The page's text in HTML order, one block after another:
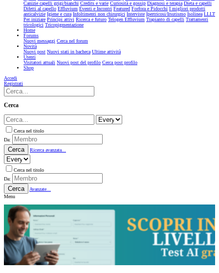
Canizie capelli grigi/bianchi Credits e varie Curiosità e gossip Diagnosi e terapia Dieta e capelli
Difetti al capello Effluvium Eventi e Incontri Featured Forfora e Pidocchi I migliori prodotti
anticalvizie Igiene e cura Infoltimenti non chirurgici Interviste Ipertricosi/Irsutismo Isolinea LLLT
Per iniziare Principi attivi Ricerca e futuro Telogen Effluvium Trapianto di capelli Trattamenti
tricologici Tricopigmentazione
Home
Forums
Nuovi messaggi Cerca nel forum
Novità
Nuovi post Nuovi stati in bacheca Ultime attività
Utenti
Visitatori attuali Nuovi post del profilo Cerca post profilo
Shop
Accedi
Registrati
Cerca
Cerca nel titolo
Da:
Cerca Ricerca avanzata...
Cerca nel titolo
Da:
Cerca
Avanzate...
Menu